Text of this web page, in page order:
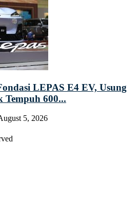
LEPAS E4 EV, Usung
Tempuh 600...
5, 2026